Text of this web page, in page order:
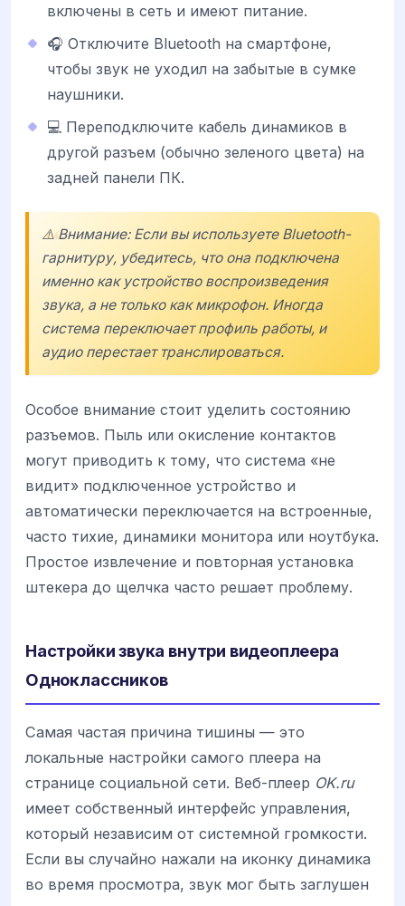
включены в сеть и имеют питание.
🎧 Отключите Bluetooth на смартфоне,
чтобы звук не уходил на забытые в сумке
наушники.
💻 Переподключите кабель динамиков в
другой разъем (обычно зеленого цвета) на
задней панели ПК.
⚠️ Внимание: Если вы используете Bluetooth-
гарнитуру, убедитесь, что она подключена
именно как устройство воспроизведения
звука, а не только как микрофон. Иногда
система переключает профиль работы, и
аудио перестает транслироваться.
Особое внимание стоит уделить состоянию
разъемов. Пыль или окисление контактов
могут приводить к тому, что система «не
видит» подключенное устройство и
автоматически переключается на встроенные,
часто тихие, динамики монитора или ноутбука.
Простое извлечение и повторная установка
штекера до щелчка часто решает проблему.
Настройки звука внутри видеоплеера
Одноклассников
Самая частая причина тишины — это
локальные настройки самого плеера на
странице социальной сети. Веб-плеер OK.ru
имеет собственный интерфейс управления,
который независим от системной громкости.
Если вы случайно нажали на иконку динамика
во время просмотра, звук мог быть заглушен